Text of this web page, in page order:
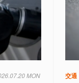
日本 時間 社会 自動車
MON 交通